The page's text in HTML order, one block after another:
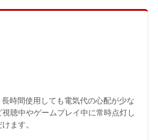
時間使用しても電気代の心配が少な
聴中やゲームプレイ中に常時点灯し
ます。